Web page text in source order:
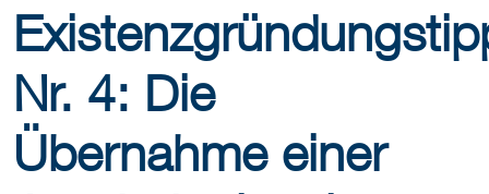
Nr. 4: Die
Übernahme einer